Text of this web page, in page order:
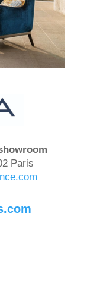
Paris